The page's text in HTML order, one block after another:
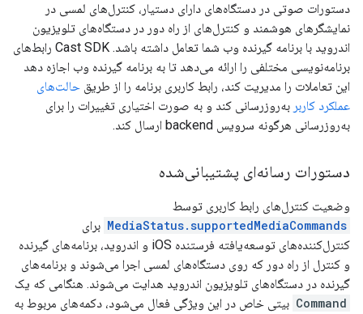
دستورات صوتی در دستگاه‌های دارای دستیار، کنترل‌های لمسی در
نمایشگرهای هوشمند و کنترل‌های از راه دور در دستگاه‌های تلویزیون
اندروید با برنامه گیرنده وب شما تعامل داشته باشد. Cast SDK رابط‌های
برنامه‌نویسی مختلفی را ارائه می‌دهد تا به برنامه گیرنده وب اجازه دهد
این تعاملات را مدیریت کند، رابط کاربری برنامه را از طریق حالت‌های
عملکرد کاربر به‌روزرسانی کند و به صورت اختیاری تغییرات را برای
به‌روزرسانی هرگونه سرویس backend ارسال کند.
دستورات رسانه‌ای پشتیبانی‌شده
وضعیت کنترل‌های رابط کاربری توسط
MediaStatus.supportedMediaCommands برای
کنترل‌کننده‌های توسعه‌یافته فرستنده iOS و اندروید، برنامه‌های گیرنده
و کنترل از راه دور که روی دستگاه‌های لمسی اجرا می‌شوند و برنامه‌های
گیرنده در دستگاه‌های تلویزیون اندروید هدایت می‌شوند. هنگامی که یک
Command بیتی خاص در این ویژگی فعال می‌شود، دکمه‌های مربوط به